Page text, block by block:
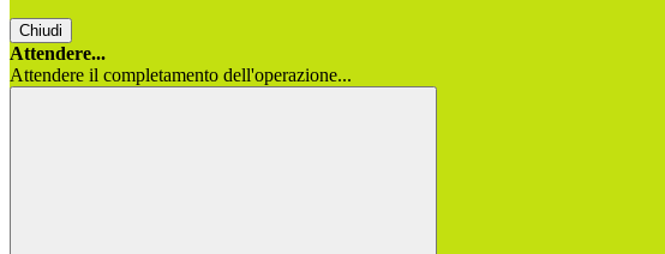
Chiudi
Attendere...
Attendere il completamento dell'operazione...